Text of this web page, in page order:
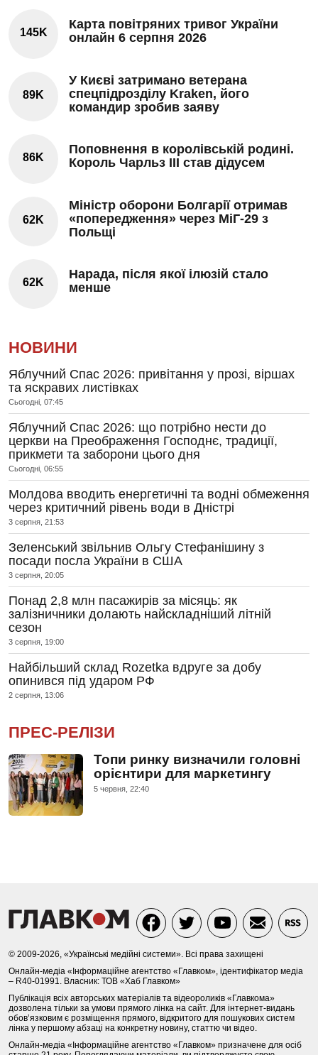
145K
Карта повітряних тривог України
онлайн 6 серпня 2026
89K
У Києві затримано ветерана
спецпідрозділу Kraken, його
командир зробив заяву
86K
Поповнення в королівській родині.
Король Чарльз III став дідусем
62K
Міністр оборони Болгарії отримав
«попередження» через МіГ-29 з
Польщі
62K
Нарада, після якої ілюзій стало
менше
НОВИНИ
Яблучний Спас 2026: привітання у прозі, віршах
та яскравих листівках
Сьогодні, 07:45
Яблучний Спас 2026: що потрібно нести до
церкви на Преображення Господнє, традиції,
прикмети та заборони цього дня
Сьогодні, 06:55
Молдова вводить енергетичні та водні обмеження
через критичний рівень води в Дністрі
3 серпня, 21:53
Зеленський звільнив Ольгу Стефанішину з
посади посла України в США
3 серпня, 20:05
Понад 2,8 млн пасажирів за місяць: як
залізничники долають найскладніший літній
сезон
3 серпня, 19:00
Найбільший склад Rozetka вдруге за добу
опинився під ударом РФ
2 серпня, 13:06
ПРЕС-РЕЛІЗИ
Топи ринку визначили головні
орієнтири для маркетингу
5 червня, 22:40
© 2009-2026, «Українські медійні системи». Всі права захищені
Онлайн-медіа «Інформаційне агентство «Главком», ідентифікатор медіа
– R40-01991. Власник: ТОВ «Хаб Главком»
Публікація всіх авторських матеріалів та відеороликів «Главкома»
дозволена тільки за умови прямого лінка на сайт. Для інтернет-видань
обов’язковим є розміщення прямого, відкритого для пошукових систем
лінка у першому абзаці на конкретну новину, статтю чи відео.
Онлайн-медіа «Інформаційне агентство «Главком» призначене для осіб